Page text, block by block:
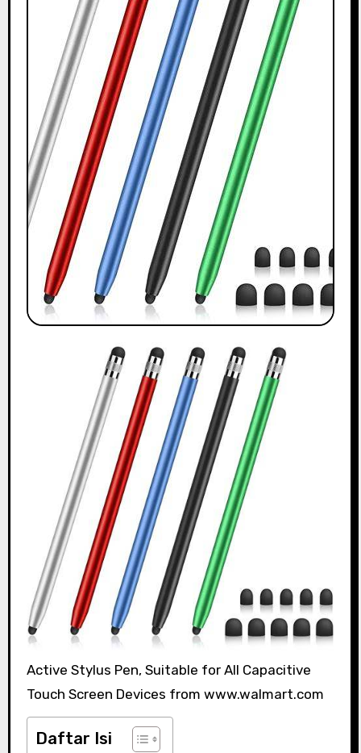
Active Stylus Pen, Suitable for All Capacitive
Touch Screen Devices from www.walmart.com
Daftar Isi